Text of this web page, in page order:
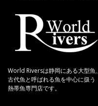
World Riversは静岡にある大型魚、
古代魚と呼ばれる魚を中心に扱う
熱帯魚専門店です。